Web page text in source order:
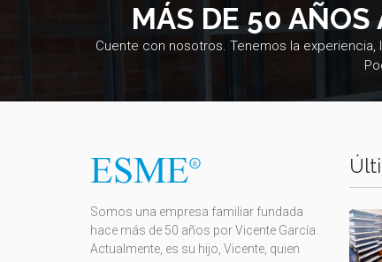
MÁS DE 50 AÑOS
Cuente con nosotros. Tenemos la
Somos una empresa familiar fundada
hace más de 50 años por Vicente García.
Actualmente, es su hijo, Vicente, quien